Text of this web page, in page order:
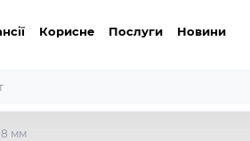
Корисне Послуги Новини
мм